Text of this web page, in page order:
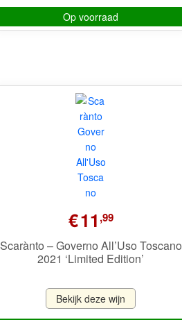
Op voorraad
€11 ,99
Scarànto – Governo All’Uso Toscano
2021 ‘Limited Edition’
Bekijk deze wijn